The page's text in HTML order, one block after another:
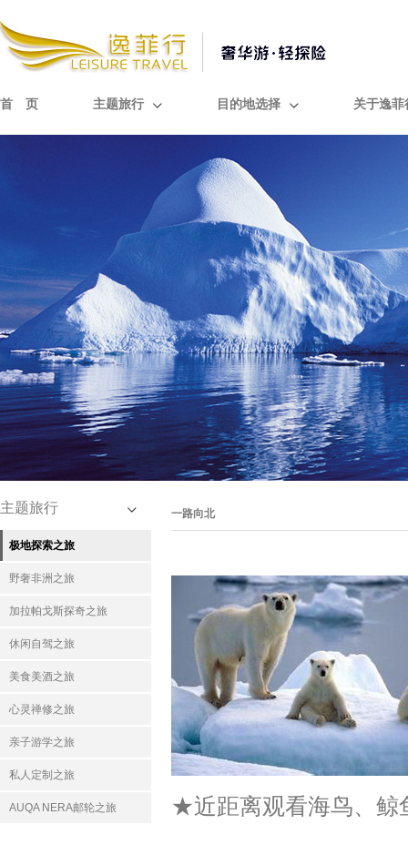
首 页 主题旅行 目的地选择 关于逸菲
主题旅行
极地探索之旅
野奢非洲之旅
加拉帕戈斯探奇之旅
休闲自驾之旅
美食美酒之旅
心灵禅修之旅
亲子游学之旅
私人定制之旅
AUQA NERA邮轮之旅
一路向北
★近距离观看海鸟、